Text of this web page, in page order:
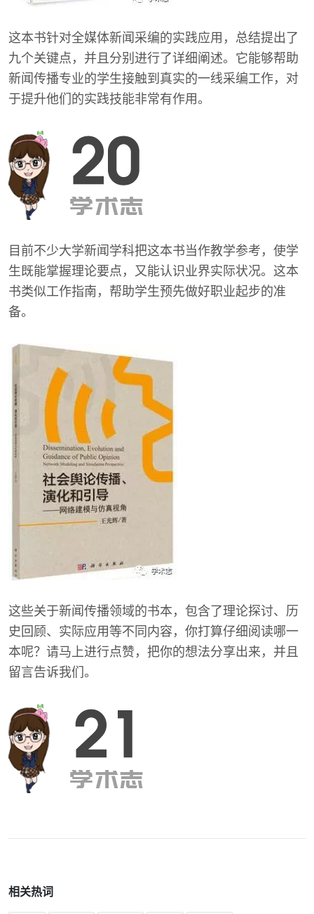
这本书针对全媒体新闻采编的实践应用，总结提出了
九个关键点，并且分别进行了详细阐述。它能够帮助
新闻传播专业的学生接触到真实的一线采编工作，对
于提升他们的实践技能非常有作用。
目前不少大学新闻学科把这本书当作教学参考，使学
生既能掌握理论要点，又能认识业界实际状况。这本
书类似工作指南，帮助学生预先做好职业起步的准
备。
这些关于新闻传播领域的书本，包含了理论探讨、历
史回顾、实际应用等不同内容，你打算仔细阅读哪一
本呢？请马上进行点赞，把你的想法分享出来，并且
留言告诉我们。
相关热词